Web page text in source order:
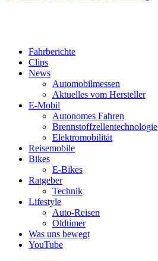
Fahrberichte
Clips
News
Automobilmessen
Aktuelles vom Hersteller
E-Mobil
Autonomes Fahren
Brennstoffzellentechnologie
Elektromobilität
Reisemobile
Bikes
E-Bikes
Ratgeber
Technik
Lifestyle
Auto-Reisen
Oldtimer
Was uns bewegt
YouTube